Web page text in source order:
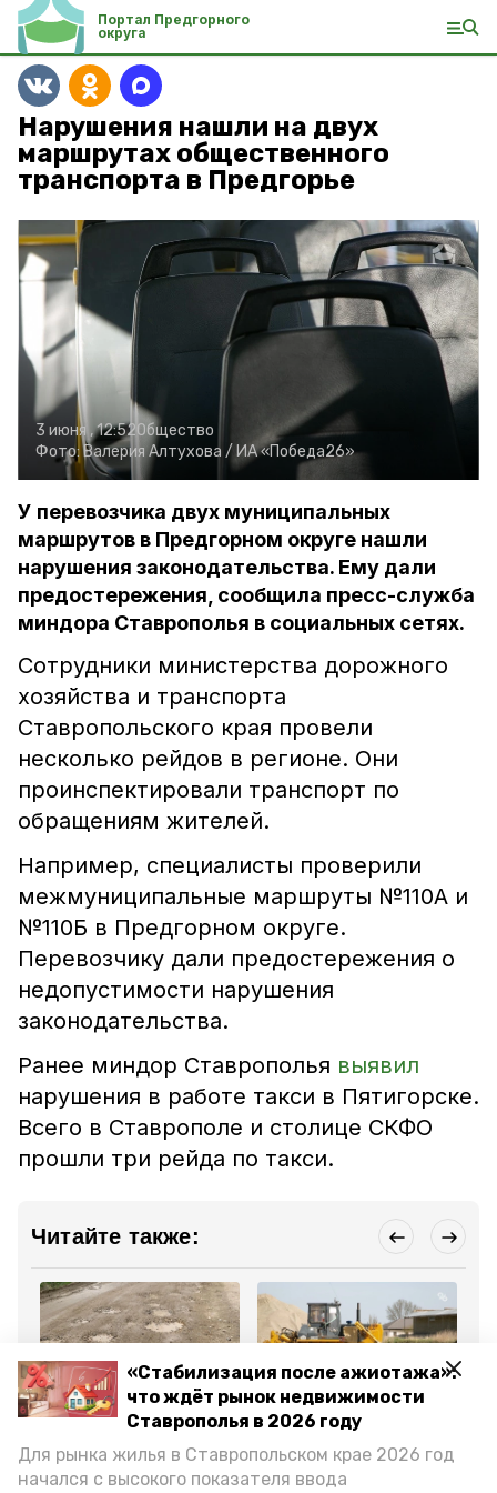
«Стабилизация после ажиотажа»:
что ждёт рынок недвижимости
Ставрополья в 2026 году
Для рынка жилья в Ставропольском крае 2026 год
начался с высокого показателя ввода
Портал Предгорного
округа
Нарушения нашли на двух
маршрутах общественного
транспорта в Предгорье
3 июня , 12:52Общество
Фото:Валерия Алтухова / ИА «Победа26»
У перевозчика двух муниципальных
маршрутов в Предгорном округе нашли
нарушения законодательства. Ему дали
предостережения, сообщила пресс-служба
миндора Ставрополья в социальных сетях.
Сотрудники министерства дорожного
хозяйства и транспорта
Ставропольского края провели
несколько рейдов в регионе. Они
проинспектировали транспорт по
обращениям жителей.
Например, специалисты проверили
межмуниципальные маршруты №110А и
№110Б в Предгорном округе.
Перевозчику дали предостережения о
недопустимости нарушения
законодательства.
Ранее миндор Ставрополья выявил
нарушения в работе такси в Пятигорске.
Всего в Ставрополе и столице СКФО
прошли три рейда по такси.
Читайте также:
Обращение в редакцию
13 мая , 16:48
в Предгорье
пожаловались на
Благоустройство
10 апреля , 15:55
отремонтируют в
станице Суворовской